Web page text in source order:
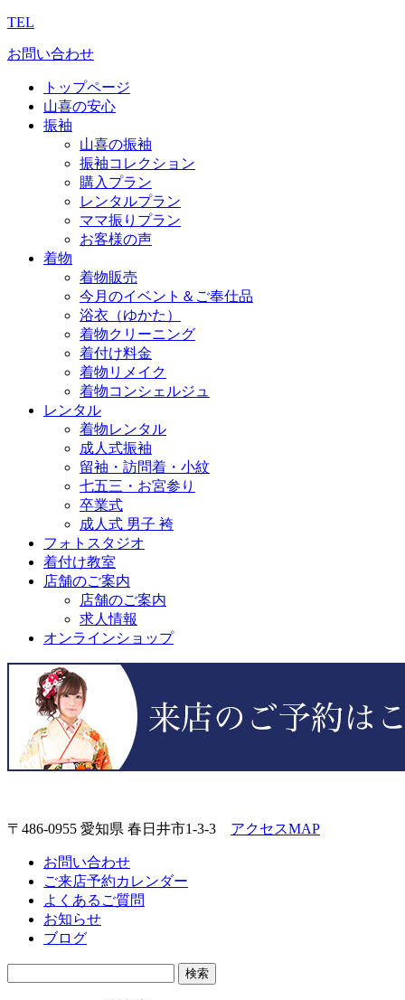
TEL
お問い合わせ
トップページ
山喜の安心
振袖
山喜の振袖
振袖コレクション
購入プラン
レンタルプラン
ママ振りプラン
お客様の声
着物
着物販売
今月のイベント＆ご奉仕品
浴衣（ゆかた）
着物クリーニング
着付け料金
着物リメイク
着物コンシェルジュ
レンタル
着物レンタル
成人式振袖
留袖・訪問着・小紋
七五三・お宮参り
卒業式
成人式 男子 袴
フォトスタジオ
着付け教室
店舗のご案内
店舗のご案内
求人情報
オンラインショップ
〒486-0955 愛知県 春日井市1-3-3 アクセスMAP
お問い合わせ
ご来店予約カレンダー
よくあるご質問
お知らせ
ブログ